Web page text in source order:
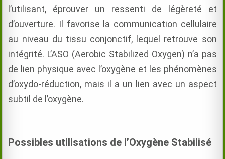
l’utilisant, éprouver un ressenti de légèreté et
d’ouverture. Il favorise la communication cellulaire
au niveau du tissu conjonctif, lequel retrouve son
intégrité. L’ASO (Aerobic Stabilized Oxygen) n’a pas
de lien physique avec l’oxygène et les phénomènes
d’oxydo-réduction, mais il a un lien avec un aspect
subtil de l’oxygène.
Possibles utilisations de l’Oxygène Stabilisé